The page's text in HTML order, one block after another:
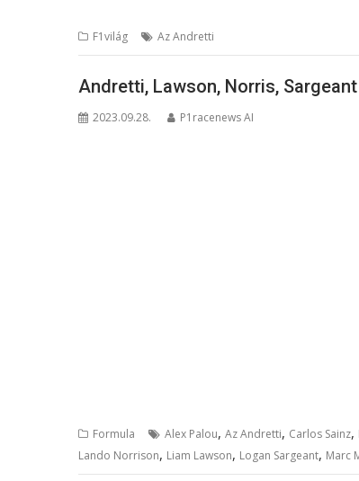
F1világ Az Andretti
Andretti, Lawson, Norris,
2023.09.28. P1racenews AI
Formula Alex Palou, Az Andretti, Carlos Sainz,
Lando Norrison, Liam Lawson, Logan Sargeant, Marc